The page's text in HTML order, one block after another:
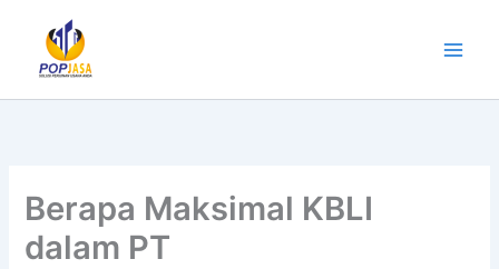
konten
Berapa Maksimal KBLI
dalam PT